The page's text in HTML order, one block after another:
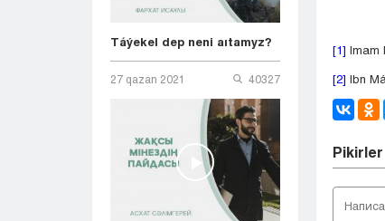
Táýekel dep neni aıtamyz?
27 qazan 2021 40327
[1] Imam
[2] Ibn
Pіkіrler